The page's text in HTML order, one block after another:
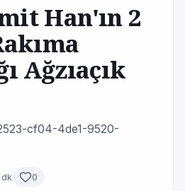
Han'ın 2
Ağzıaçık
cf04-4de1-9520-
0